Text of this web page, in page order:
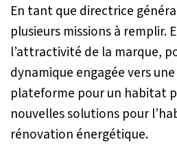
En tant que directrice
plusieurs missions à remplir.
l’attractivité de la marque,
dynamique engagée vers une
plateforme pour un habitat
nouvelles solutions pour
rénovation énergétique.